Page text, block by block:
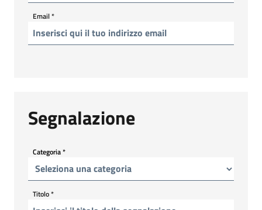
Email*
Segnalazione
Categoria*
Titolo*